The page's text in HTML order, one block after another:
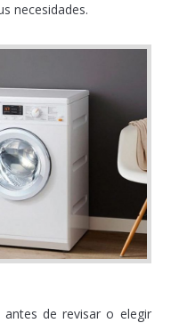
necesidades.
de revisar o elegir